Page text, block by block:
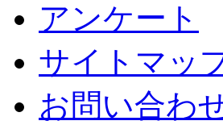
アンケート
サイトマッ
お問い合わ